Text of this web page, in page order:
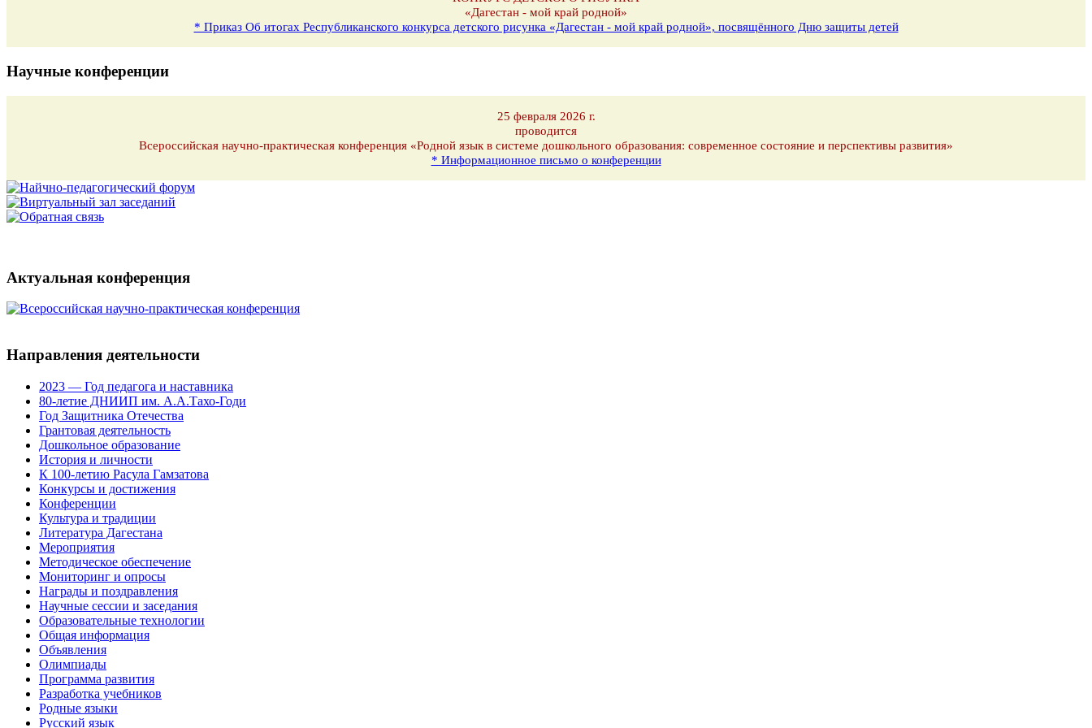
«Дагестан - мой край родной»
* Приказ Об итогах Республиканского конкурса детского рисунка «Дагестан - мой край родной», посвящённого Дню защиты детей
Научные конференции
25 февраля 2026 г.
проводится
Всероссийская научно-практическая конференция «Родной язык в системе дошкольного образования: современное состояние и перспективы развития»
* Информационное письмо о конференции
Актуальная конференция
Направления деятельности
2023 — Год педагога и наставника
80-летие ДНИИП им. А.А.Тахо-Годи
Год Защитника Отечества
Грантовая деятельность
Дошкольное образование
История и личности
К 100-летию Расула Гамзатова
Конкурсы и достижения
Конференции
Культура и традиции
Литература Дагестана
Мероприятия
Методическое обеспечение
Мониторинг и опросы
Награды и поздравления
Научные сессии и заседания
Образовательные технологии
Общая информация
Объявления
Олимпиады
Программа развития
Разработка учебников
Родные языки
Русский язык